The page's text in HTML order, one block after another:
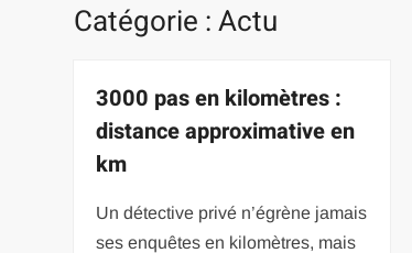
Catégorie :Actu
3000 pas en kilomètres :
distance approximative en
km
Un détective privé n’égrène jamais
ses enquêtes en kilomètres, mais